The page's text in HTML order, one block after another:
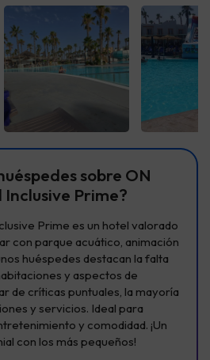
sobre ON
Prime?
Prime es un hotel valorado
con parque acuático, animación
huéspedes destacan la falta
y aspectos de
de críticas puntuales, la mayoría
y servicios. Ideal para
y comodidad. ¡Un
con los más pequeños!